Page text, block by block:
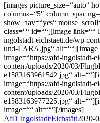
[images picture_size=“auto“
columns=“5″
show_nav=“yes“
class=““ id=““][image link=““
ingolstadt-eichstaett.de/wp-
und-LARA.jpg“ alt=““][image
image=“https://afd-ingolstadt-
content/uploads/2020/03/
e1583163961542.jpg“
image=“https://afd-ingolstadt-
content/uploads/2020/03/
e1583163977225.jpg“
image=““ alt=““][/images]
AfD Ingolstadt/Eichstätt2020-